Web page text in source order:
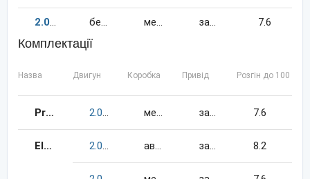
2.0200 бензин механіка задній 7.6
Комплектації
Назва Двигун Коробка Привід Розгін до 100 км/
Prestige 2.0200 бензин
механіка задній 7.6
Elegans 2.0200 бензин
автомат задній 8.2